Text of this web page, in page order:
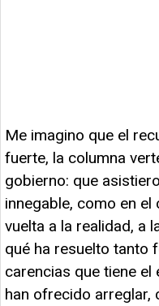
Me imagino que el
fuerte, la columna
gobierno: que
innegable, como en el
vuelta a la realidad, a
qué ha resuelto tanto
carencias que tiene
han ofrecido arreglar,